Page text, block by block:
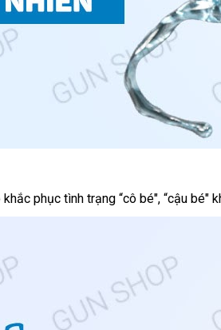
phục tình trạng “cô bé"tổng
, “cậu bé"